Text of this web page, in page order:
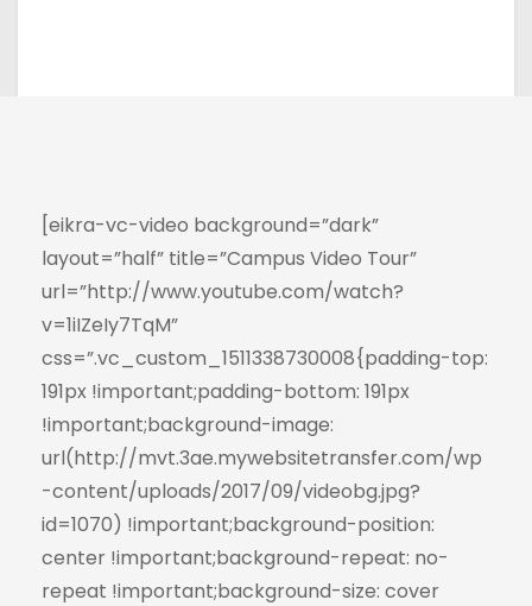
[eikra-vc-video background=”dark”
layout=”half” title=”Campus Video Tour”
url=”http://www.youtube.com/watch?
v=1iIZeIy7TqM”
css=”.vc_custom_1511338730008{padding-top:
191px !important;padding-bottom: 191px
!important;background-image:
url(http://mvt.3ae.mywebsitetransfer.com/wp
-content/uploads/2017/09/videobg.jpg?
id=1070) !important;background-position:
center !important;background-repeat: no-
repeat !important;background-size: cover